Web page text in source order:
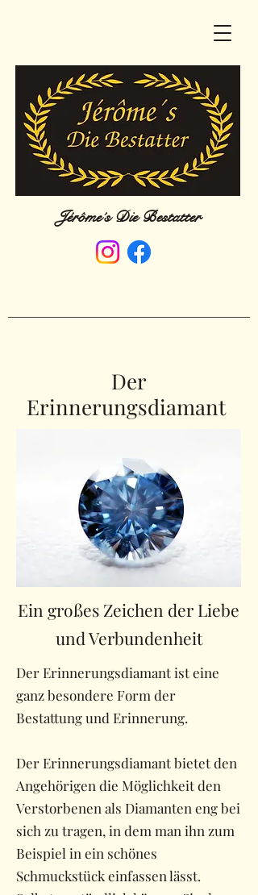
Jérôme´s Die Bestatter
Der
Erinnerungsdiamant
Ein großes Zeichen der Liebe
und Verbundenheit
Der Erinnerungsdiamant ist eine
ganz besondere Form der
Bestattung und Erinnerung.
Der Erinnerungsdiamant bietet den
Angehörigen die Möglichkeit den
Verstorbenen als Diamanten eng bei
sich zu tragen, in dem man ihn zum
Beispiel in ein schönes
Schmuckstück einfassen lässt.